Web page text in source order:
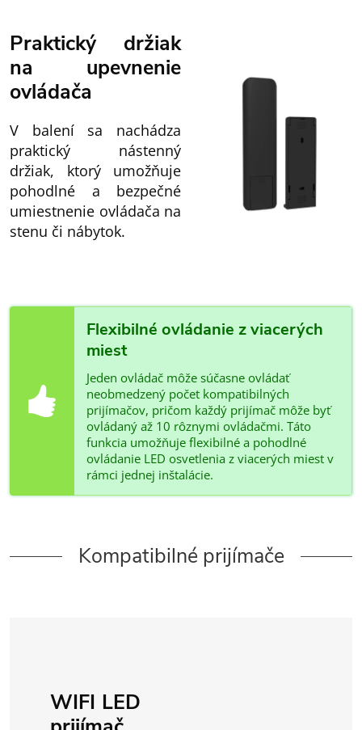
Praktický držiak
na upevnenie
ovládača
V balení sa nachádza
praktický nástenný
držiak, ktorý umožňuje
pohodlné a bezpečné
umiestnenie ovládača na
stenu či nábytok.
Flexibilné ovládanie z viacerých
miest
Jeden ovládač môže súčasne ovládať
neobmedzený počet kompatibilných
prijímačov, pričom každý prijímač môže byť
ovládaný až 10 rôznymi ovládačmi. Táto
funkcia umožňuje flexibilné a pohodlné
ovládanie LED osvetlenia z viacerých miest v
rámci jednej inštalácie.
Kompatibilné prijímače
WIFI LED